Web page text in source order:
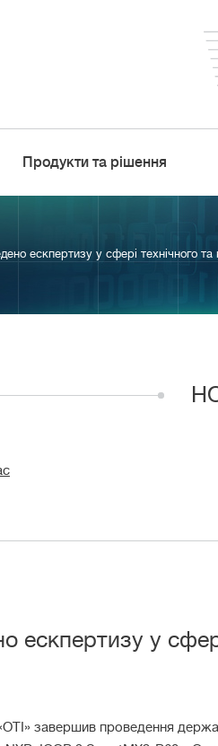
Продукти та рішення
ескпертизу у сфері технічного та
ескпертизу у
завершив проведення